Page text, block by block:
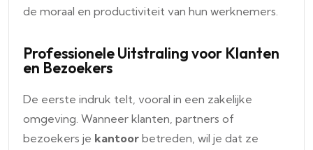
de moraal en productiviteit van hun werknemers.
Professionele Uitstraling voor Klanten
en Bezoekers
De eerste indruk telt, vooral in een zakelijke
omgeving. Wanneer klanten, partners of
bezoekers je kantoor betreden, wil je dat ze